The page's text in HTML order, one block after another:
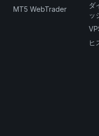
MT5 WebTrader
ダ
ッ
ヒ